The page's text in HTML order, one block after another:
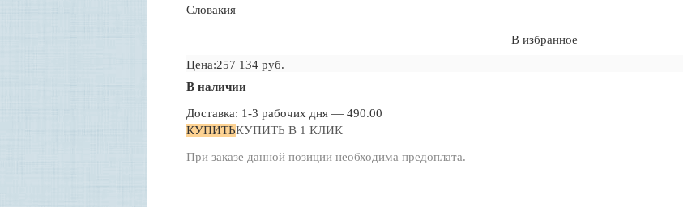
Словакия
В избранное
Цена:257 134 руб.
В наличии
Доставка: 1-3 рабочих дня — 490.00
КУПИТЬКУПИТЬ В 1 КЛИК
При заказе данной позиции необходима предоплата.